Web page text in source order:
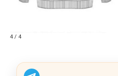
4 / 4